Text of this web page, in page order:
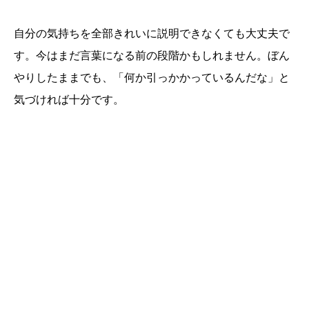
自分の気持ちを全部きれいに説明できなくても大丈夫で
す。今はまだ言葉になる前の段階かもしれません。ぼん
やりしたままでも、「何か引っかかっているんだな」と
気づければ十分です。